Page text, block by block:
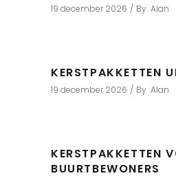
19 december 2026 By Alan
KERSTPAKKETTEN
19 december 2026 By Alan
KERSTPAKKETTEN
BUURTBEWONERS